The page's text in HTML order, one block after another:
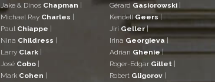
Jake & Dinos Chapman |
Michael Ray Charles |
Paul Chiappe |
Nina Childress |
Larry Clark |
José Cobo |
Mark Cohen |
Gérard Gasiorowski |
KendellGeers |
Jiri Geller|
Irina Georgieva|
Adrian Ghenie|
Roger-Edgar Gillet |
Robert Gligorov |